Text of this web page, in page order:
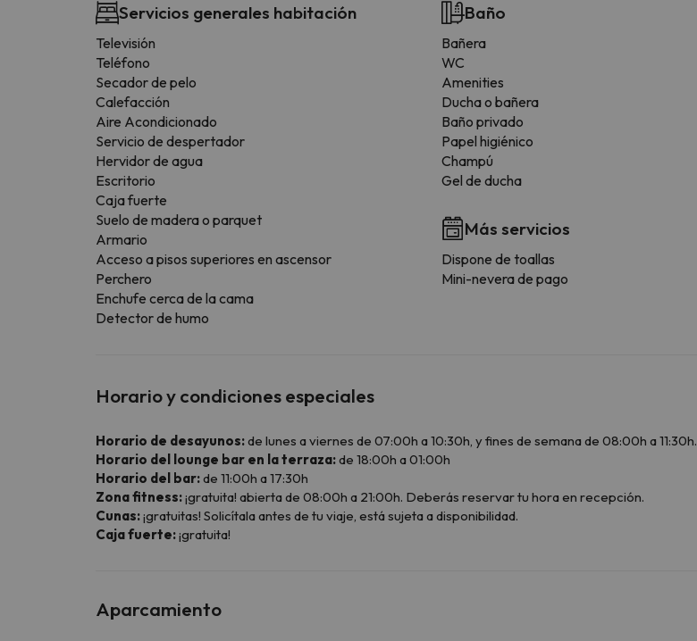
Servicios generales habitación
Televisión
Teléfono
Secador de pelo
Calefacción
Aire Acondicionado
Servicio de despertador
Hervidor de agua
Escritorio
Caja fuerte
Suelo de madera o parquet
Armario
Acceso a pisos superiores en ascensor
Perchero
Enchufe cerca de la cama
Detector de humo
Baño
Bañera
WC
Amenities
Ducha o bañera
Baño privado
Papel higiénico
Champú
Gel de ducha
Más servicios
Dispone de toallas
Mini-nevera de pago
Horario y condiciones especiales
Horario de desayunos:de lunes a viernes de 07:00h a 10:30h, y fines de semana de 08:00h a 11:30h.
Horario del lounge bar en la terraza:de 18:00h a 01:00h
Horario del bar:de 11:00h a 17:30h
Zona fitness:¡gratuita! abierta de 08:00h a 21:00h. Deberás reservar tu hora en recepción.
Cunas:¡gratuitas! Solicítala antes de tu viaje, está sujeta a disponibilidad.
Caja fuerte:¡gratuita!
Aparcamiento